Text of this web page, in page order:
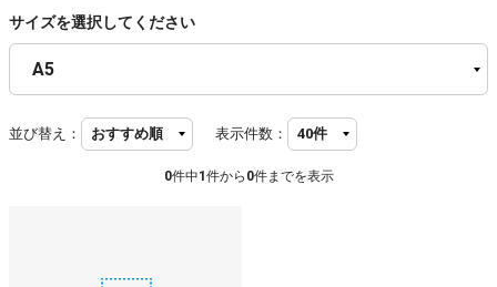
サイズを選択してください
並び替え： 表示件数：
0件中1 件から 0件までを表示